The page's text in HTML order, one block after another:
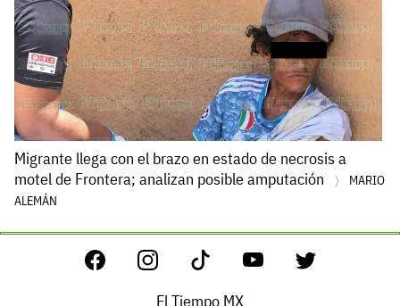
Migrante llega con el brazo en estado de necrosis a
motel de Frontera; analizan posible amputación
MARIO
ALEMÁN
El Tiempo MX